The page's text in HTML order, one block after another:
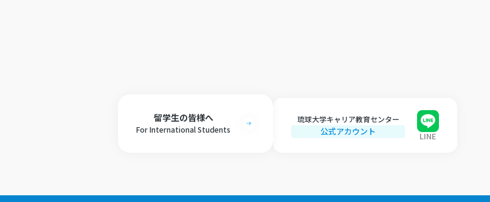
留学生の皆様へ
For International Students
琉球大学キャリア教育センター
公式アカウント LINE